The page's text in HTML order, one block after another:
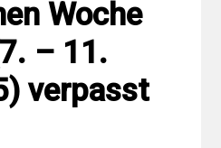
Woche
– 11.
verpasst